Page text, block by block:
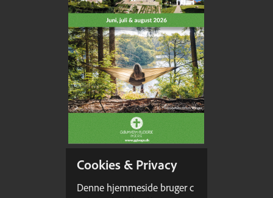
Cookies & Privacy
Denne hjemmeside bruger c